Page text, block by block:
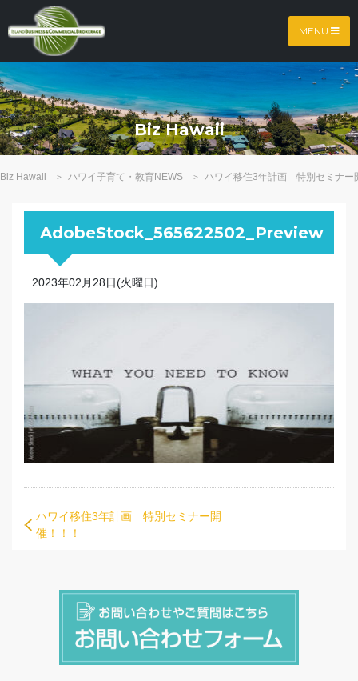
MENU
Biz Hawaii
Biz Hawaii > ハワイ子育て・教育NEWS > ハワイ移住3年計画 特別セミナー
AdobeStock_565622502_Preview
2023年02月28日(火曜日)
ハワイ移住3年計画 特別セミナー開
催！！！